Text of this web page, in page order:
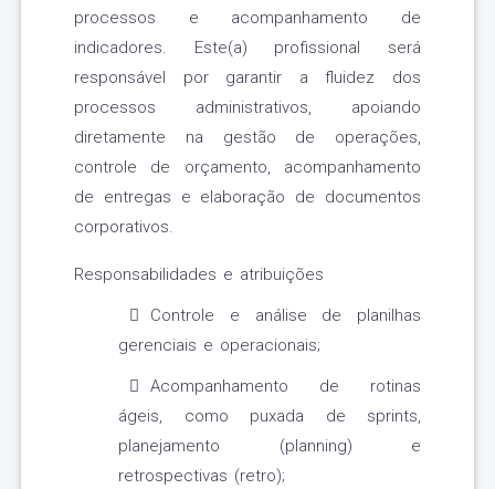
processos e acompanhamento de
indicadores. Este(a) profissional será
responsável por garantir a fluidez dos
processos administrativos, apoiando
diretamente na gestão de operações,
controle de orçamento, acompanhamento
de entregas e elaboração de documentos
corporativos.
Responsabilidades e atribuições
Controle e análise de planilhas
gerenciais e operacionais;
Acompanhamento de rotinas
ágeis, como puxada de sprints,
planejamento (planning) e
retrospectivas (retro);